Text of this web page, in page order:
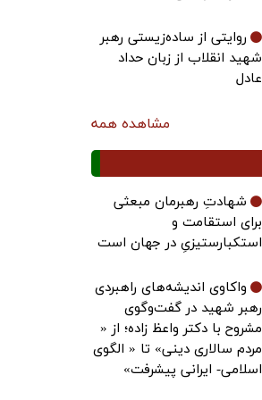
روایتی از ساده‌زیستی رهبر
شهید انقلاب از زبان حداد
عادل
مشاهده همه
شهادتِ رهبرمان مبعثی
برای استقامت و
استکبارستیزیِ در جهان است
واکاوی اندیشه‌های راهبردی
رهبر شهید در گفت‌وگوی
مشروح با دکتر واعظ زاده؛ از «
مردم سالاری دینی» تا « الگوی
اسلامی- ایرانی پیشرفت»